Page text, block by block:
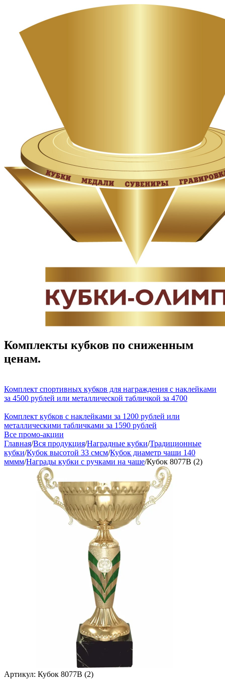
Комплекты кубков по сниженным
ценам.
Комплект спортивных кубков для награждения с наклейками
за 4500 рублей или металлической табличкой за 4700
Комплект кубков с наклейками за 1200 рублей или
металлическими табличками за 1590 рублей
Все промо-акции
Главная/Вся продукция/Наградные кубки/Традиционные
кубки/Кубок высотой 33 смсм/Кубок диаметр чаши 140
мммм/Награды кубки с ручками на чаше/Кубок 8077B (2)
Артикул: Кубок 8077B (2)